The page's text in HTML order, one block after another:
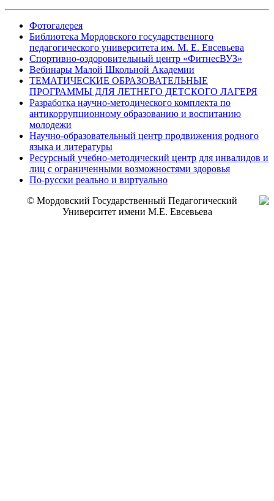
Фотогалерея
Библиотека Мордовского государственного
педагогического университета им. М. Е. Евсевьева
Спортивно-оздоровительный центр «ФитнесВУЗ»
Вебинары Малой Школьной Академии
ТЕМАТИЧЕСКИЕ ОБРАЗОВАТЕЛЬНЫЕ
ПРОГРАММЫ ДЛЯ ЛЕТНЕГО ДЕТСКОГО ЛАГЕРЯ
Разработка научно-методического комплекта по
антикоррупционному образованию и воспитанию
молодежи
Научно-образовательный центр продвижения родного
языка и литературы
Ресурсный учебно-методический центр для инвалидов и
лиц с ограниченными возможностями здоровья
По-русски реально и виртуально
© Мордовский Государственный Педагогический
Университет имени М.Е. Евсевьева